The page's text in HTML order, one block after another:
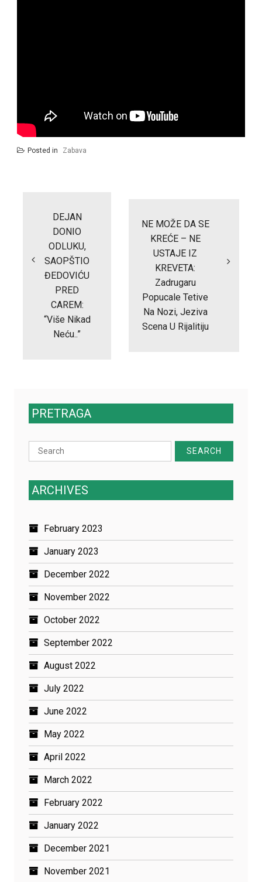
Posted in Zabava
DEJAN
DONIO
ODLUKU,
SAOPŠTIO
ĐEDOVIĆU
PRED
CAREM:
“Više Nikad
Neću..”
NE MOŽE DA SE
KREĆE – NE
USTAJE IZ
KREVETA:
Zadrugaru
Popucale Tetive
Na Nozi, Jeziva
Scena U Rijalitiju
PRETRAGA
Search
for:
ARCHIVES
February 2023
January 2023
December 2022
November 2022
October 2022
September 2022
August 2022
July 2022
June 2022
May 2022
April 2022
March 2022
February 2022
January 2022
December 2021
November 2021